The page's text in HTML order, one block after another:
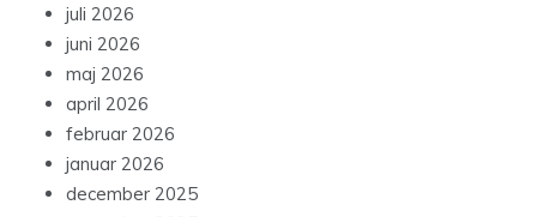
juli 2026
juni 2026
maj 2026
april 2026
februar 2026
januar 2026
december 2025